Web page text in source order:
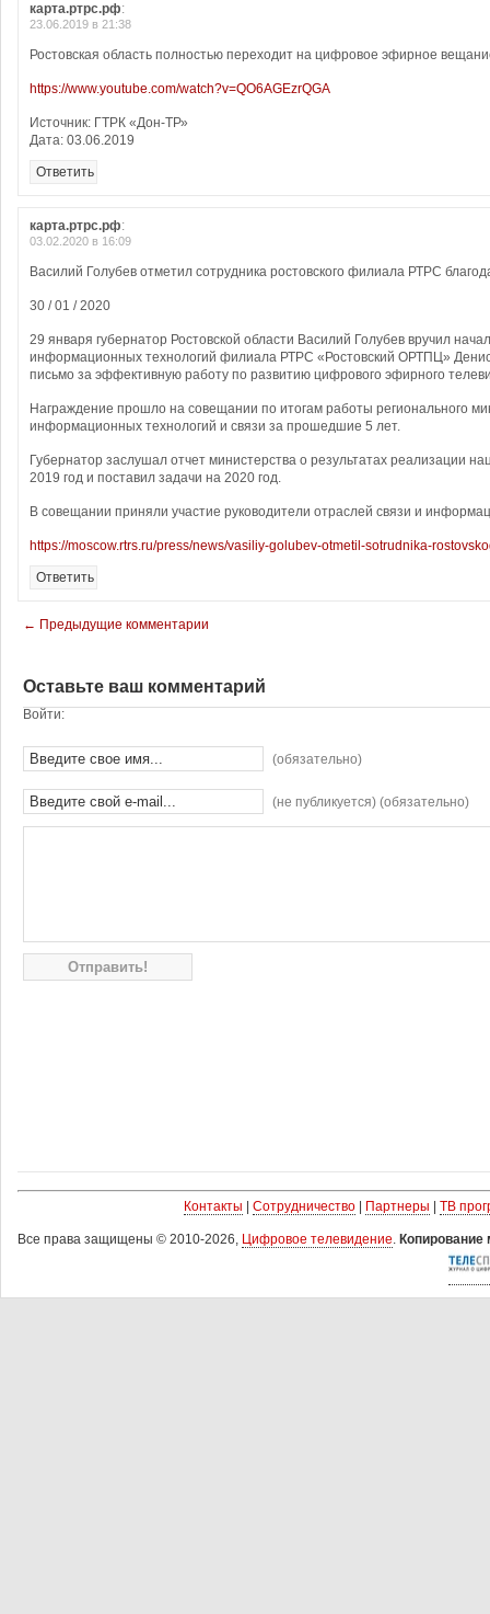
карта.ртрс.рф:
23.06.2019 в 21:38
Ростовская область полностью переходит на цифровое эфирное
https://www.youtube.com/watch?v=QO6AGEzrQGA
Источник: ГТРК «Дон-ТР»
Дата: 03.06.2019
Ответить
карта.ртрс.рф:
03.02.2020 в 16:09
Василий Голубев отметил сотрудника ростовского филиала РТРС
30 / 01 / 2020
29 января губернатор Ростовской области Василий Голубев вручил
информационных технологий филиала РТРС «Ростовский ОРТПЦ»
письмо за эффективную работу по развитию цифрового эфирного
Награждение прошло на совещании по итогам работы регионального
информационных технологий и связи за прошедшие 5 лет.
Губернатор заслушал отчет министерства о результатах реализации
2019 год и поставил задачи на 2020 год.
В совещании приняли участие руководители отраслей связи и
https://moscow.rtrs.ru/press/news/vasiliy-golubev-otmetil-sotrudnika-
Ответить
← Предыдущие комментарии
Оставьте ваш комментарий
Войти:
(обязательно)
(не публикуется) (обязательно)
Контакты Сотрудничество| Партнеры ТВ
Все права защищены © 2010-2026, Цифровое телевидение. Копирование